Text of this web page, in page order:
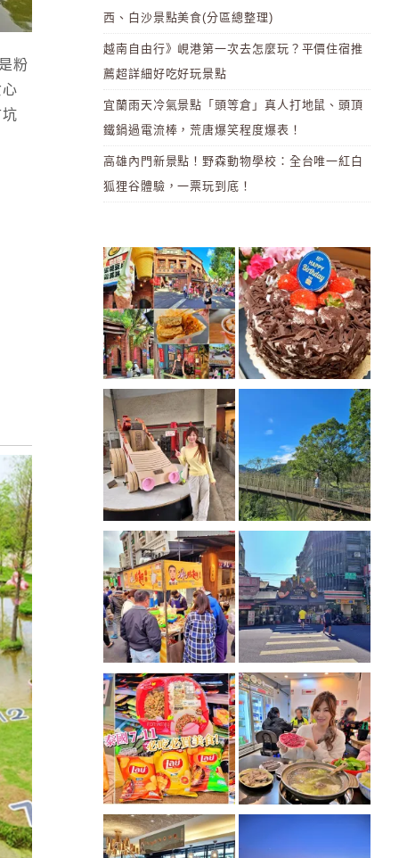
粉
西、白沙景點美食(分區總整理)
越南自由行》峴港第一次去怎麼玩？平價住宿推
薦超詳細好吃好玩景點
宜蘭雨天冷氣景點「頭等倉」真人打地鼠、頭頂
鐵鍋過電流棒，荒唐爆笑程度爆表！
高雄內門新景點！野森動物學校：全台唯一紅白
狐狸谷體驗，一票玩到底！